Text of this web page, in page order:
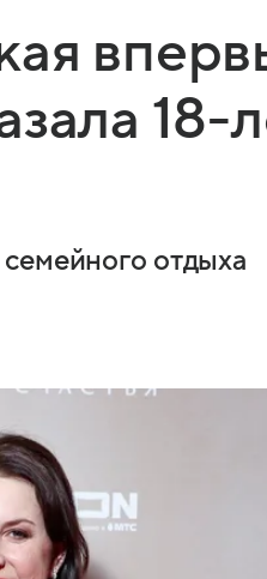
18-
отдыха